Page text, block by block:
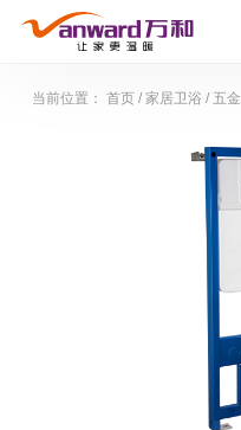
当前位置： 首页/ 家居卫浴 / 五金